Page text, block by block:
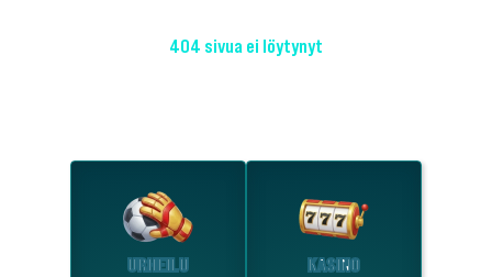
404 sivua ei löytynyt
URHEILU KASINO